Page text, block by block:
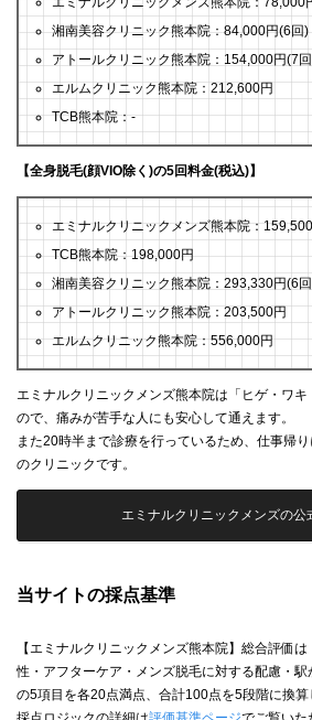
湘南美容クリニック熊本院：84,000円(6回)
アトールクリニック熊本院：154,000円(7
エルムクリニック熊本院：212,600円
TCB熊本院：-
【全身脱毛(顔VIO除く)の5回料金(税込)】
エミナルクリニックメンズ熊本院：
TCB熊本院：198,000円
湘南美容クリニック熊本院：293,330円(6
アトールクリニック熊本院：203,500円
エルムクリニック熊本院：556,000円
エミナルクリニックメンズ熊本院は「ヒゲ・ワ
ので、痛みが苦手な人にも安心して通えます。
また20時半まで診療を行っているため、仕事帰
のクリニックです。
エミナルクリニックメンズの公
当サイトの採点基準
【エミナルクリニックメンズ熊本院】総合評価
性・アフターケア・メンズ脱⽑に対する配慮・駅
の5項目を各20点満点、合計100点を5段階に換算